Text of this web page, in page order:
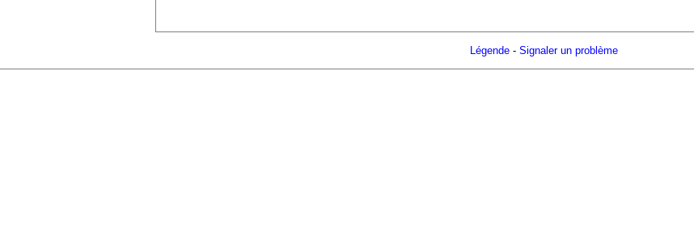
Légende- Signaler un problème